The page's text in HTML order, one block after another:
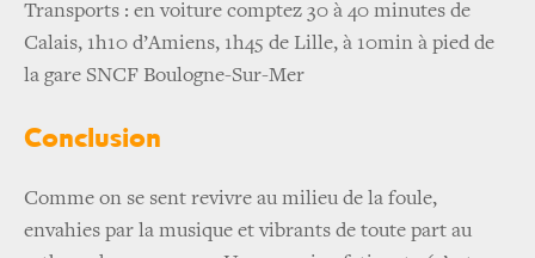
Transports : en voiture comptez 30 à 40 minutes de
Calais, 1h10 d’Amiens, 1h45 de Lille, à 10min à pied de
la gare SNCF Boulogne-Sur-Mer
Conclusion
Comme on se sent revivre au milieu de la foule,
envahies par la musique et vibrants de toute part au